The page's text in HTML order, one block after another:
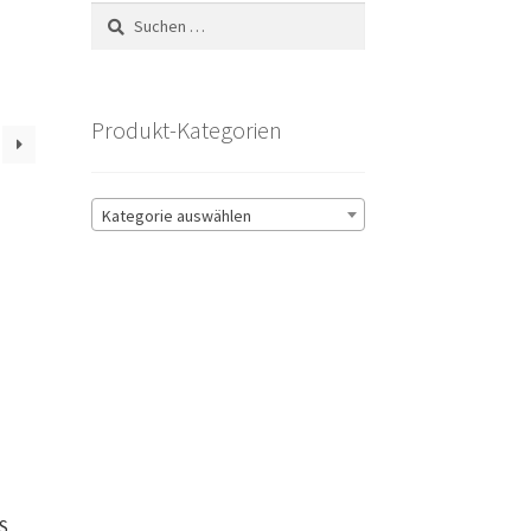
Suchen
nach:
Produkt-Kategorien
Kategorie auswählen